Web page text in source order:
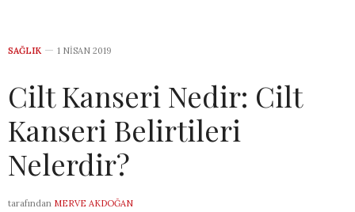
SAĞLIK 1 NISAN 2019
Cilt Kanseri Nedir: Cilt
Kanseri Belirtileri
Nelerdir?
tarafından MERVE AKDOĞAN